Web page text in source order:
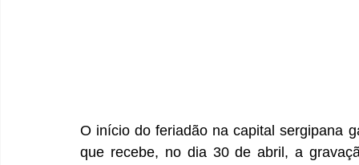
O início do feriadão na capital sergipana
que recebe, no dia 30 de abril, a